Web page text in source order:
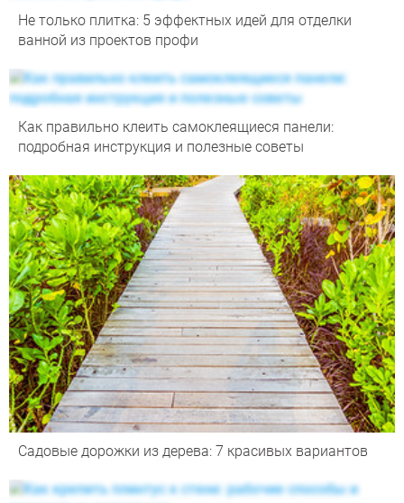
Не только плитка: 5 эффектных идей для отделки
ванной из проектов профи
Как правильно клеить самоклеящиеся панели:
подробная инструкция и полезные советы
Садовые дорожки из дерева: 7 красивых вариантов